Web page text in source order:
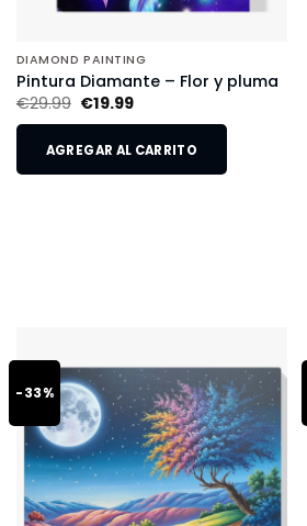
DIAMOND PAINTING
Pintura Diamante – Flor y pluma
€29.99 €19.99
AGREGAR AL CARRITO
-33%